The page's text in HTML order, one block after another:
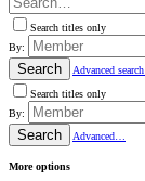
Search titles only
By:
Search
Advanced
Search titles only
By:
Search Advanced…
More options